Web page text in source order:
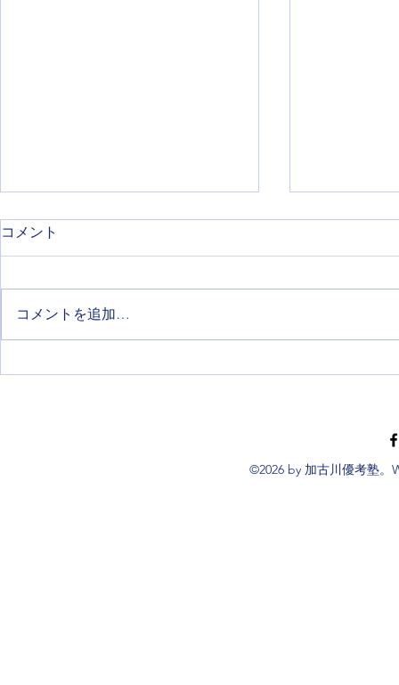
令和９年度兵庫県公立高等学
5教科の点
コメント
コメントを追加…
©2026 by 加古川優考塾。